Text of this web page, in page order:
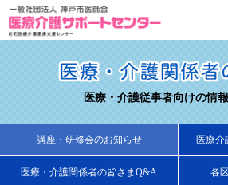
医療・介護従事者向けの情
講座・研修会のお知らせ 医療介
医療・介護関係者の皆さまQ&A 各